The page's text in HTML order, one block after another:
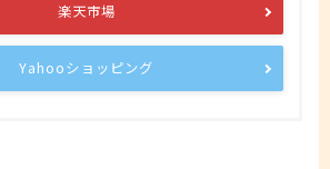
楽天市場
Yahooショッピング